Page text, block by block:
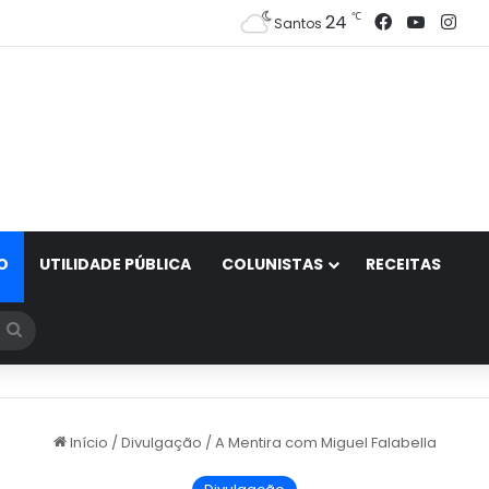
Santos 24 ℃ Facebook
YouTube
UTILIDADE PÚBLICA COLUNISTAS RECEITAS
por
Início /Divulgação /A Mentira com Miguel Falabella